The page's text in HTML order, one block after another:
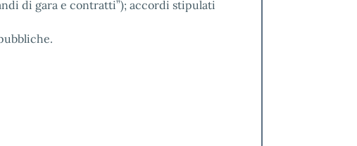
di gara e contratti”); accordi stipulati